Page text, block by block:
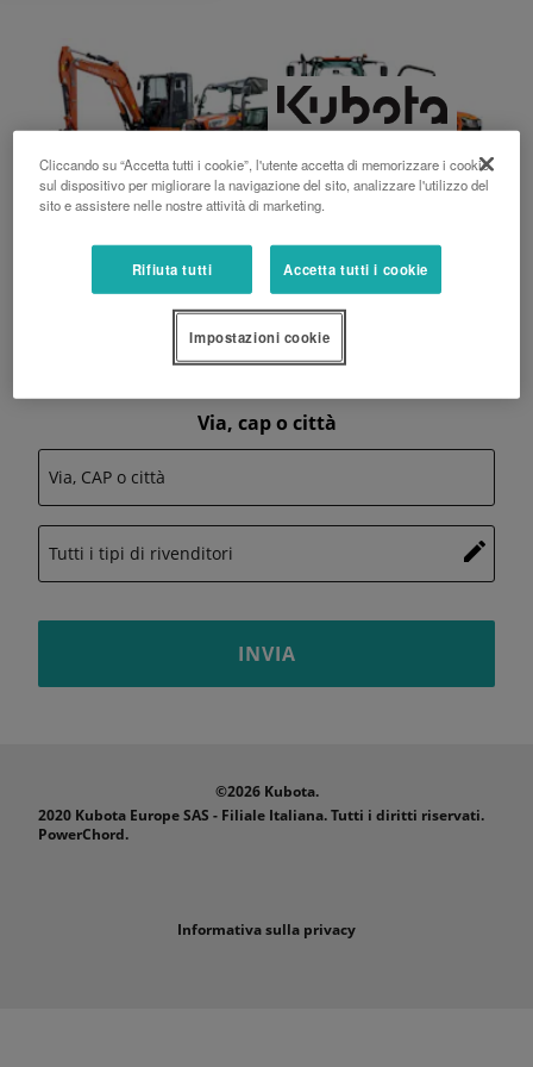
LOCALIZZATORE DEI
CONCESSIONARI
KUBOTA
Via, cap o città
INVIA
©2026 Kubota.
2020 Kubota Europe SAS - Filiale Italiana. Tutti i diritti riservati.
PowerChord.
Informativa sulla privacy
Cliccando su “Accetta tutti i cookie”, l'utente accetta di memorizzare i cookie
sul dispositivo per migliorare la navigazione del sito, analizzare l'utilizzo del
sito e assistere nelle nostre attività di marketing.
Rifiuta tutti Accetta tutti i cookie
Impostazioni cookie